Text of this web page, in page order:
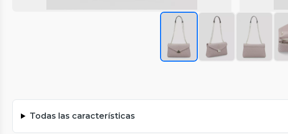
Todas las características